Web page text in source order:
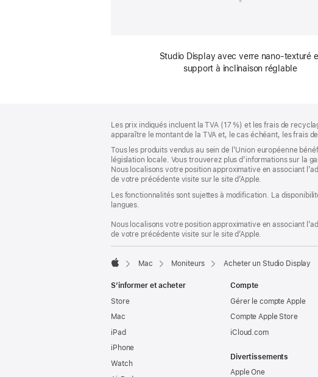
Studio Display avec verre nano‑texturé
support à inclinaison réglable
de
page
de
bas
de
page
Les prix indiqués incluent la TVA (17 %) et les frais de
apparaître le montant de la TVA et, le cas échéant, les frais
Tous les produits vendus au sein de l’Union européenne
législation locale. Vous trouverez plus d’informations sur la
Nous localisons votre position approximative en associant
de votre précédente visite sur le site d’Apple.
Les fonctionnalités sont sujettes à modification. La
langues.
Nous localisons votre position approximative en associant
de votre précédente visite sur le site d’Apple.
Mac Moniteurs Acheter un Studio Display
S’informer et acheter
Store
Mac
iPad
iPhone
Watch
Compte
Gérer le compte Apple
Compte Apple Store
iCloud.com
Divertissements
Apple One